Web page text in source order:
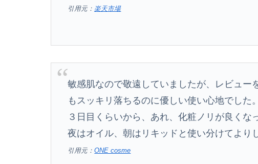
引用元： 楽天市場
敏感肌なので敬遠していましたが、レビュー
もスッキリ落ちるのに優しい使い心地でした。
３日目くらいから、あれ、化粧ノリが良くな
夜はオイル、朝はリキッドと使い分けてより
引用元：ONE cosme